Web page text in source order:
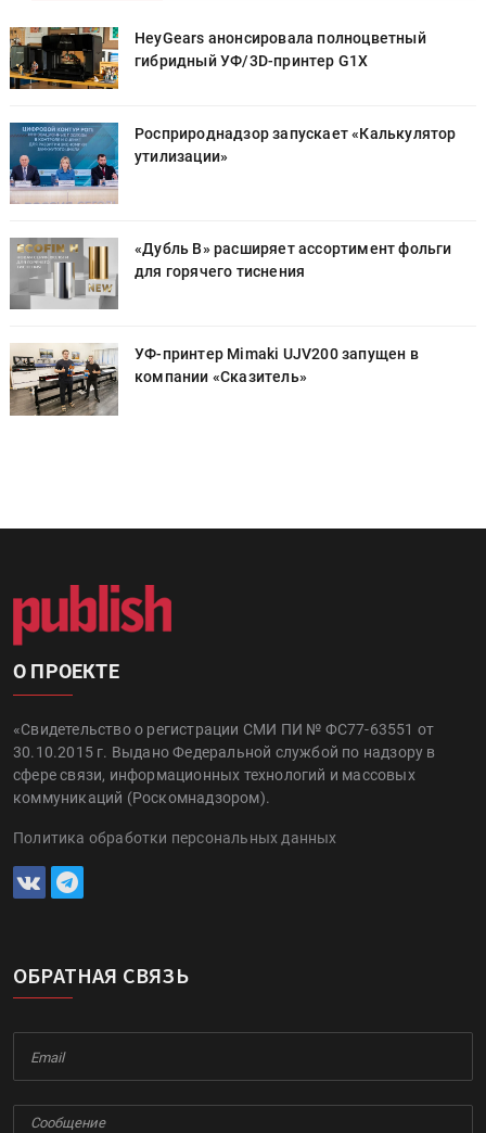
HeyGears анонсировала полноцветный
гибридный УФ/3D-принтер G1X
Росприроднадзор запускает «Калькулятор
утилизации»
«Дубль В» расширяет ассортимент фольги
для горячего тиснения
УФ-принтер Mimaki UJV200 запущен в
компании «Сказитель»
О ПРОЕКТЕ
«Свидетельство о регистрации СМИ ПИ № ФС77-63551 от
30.10.2015 г. Выдано Федеральной службой по надзору в
сфере связи, информационных технологий и массовых
коммуникаций (Роскомнадзором).
Политика обработки персональных данных
ОБРАТНАЯ СВЯЗЬ